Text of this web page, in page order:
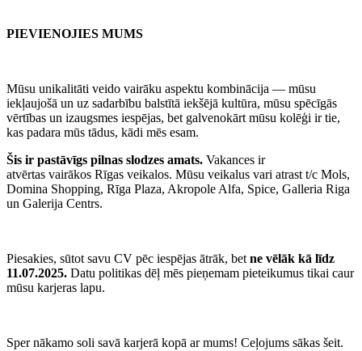
PIEVIENOJIES MUMS
Mūsu unikalitāti veido vairāku aspektu kombinācija — mūsu
iekļaujošā un uz sadarbību balstītā iekšējā kultūra, mūsu spēcīgās
vērtības un izaugsmes iespējas, bet galvenokārt mūsu kolēģi ir tie,
kas padara mūs tādus, kādi mēs esam.
Šis ir pastāvīgs pilnas slodzes amats. Vakances ir
atvērtas vairākos Rīgas veikalos. Mūsu veikalus vari atrast t/c Mols,
Domina Shopping, Rīga Plaza, Akropole Alfa, Spice, Galleria Riga
un Galerija Centrs.
Piesakies, sūtot savu CV pēc iespējas ātrāk, bet ne vēlāk kā līdz
11.07.2025. Datu politikas dēļ mēs pieņemam pieteikumus tikai caur
mūsu karjeras lapu.
Sper nākamo soli savā karjerā kopā ar mums! Ceļojums sākas šeit.